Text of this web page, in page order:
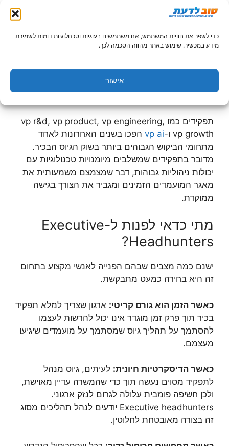
כדי לשפר את חוויית המשתמש, אנו משתמשים בעוגיות וטכנולוגיות דומות לשמירת
מידע במכשיר. שימוש באתר מהווה הסכמה לכך.
אישור
ייעודי
לא כל משרה דורשת executive headhunters, אך
ישנן קטגוריות תפקידים שבהן הצלחת הגיוס תלויה
Suite כמו מנכ"ל, סמנכ"ל כספים ומנהל טכנולוגי ראשי
הם הדוגמה הקלאסית. לצידם, ישנם תפקידים
מתפתחים שגם הם דורשים גישה דומה.
תפקידים כמו vp r&d, vp product, vp engineering,
vp growth ו-
vp ai הפכו בשנים האחרונות לאחד
מתחומי הביקוש הגבוהים ביותר בשוק הגיוס הבכיר.
מדובר בתפקידים שמשלבים מיומנויות טכנולוגיות עם
יכולות ניהוליות גבוהות, דבר שמצמצם משמעותית את
מאגר המועמדים הזמינים ומגביר את הצורך בגישה
ממוקדת.
מתי כדאי לפנות ל-Executive
Headhunters?
ישנם כמה מצבים שבהם הפנייה לאנשי מקצוע בתחום
זה היא בחירה כמעט מתבקשת.
כאשר הזמן הוא גורם קריטי: ארגון שצריך למלא תפקיד
בכיר תוך פרק זמן מוגדר אינו יכול להרשות לעצמו
להסתמך על תהליך גיוס שמסתמך על מועמדים שיגיעו
מעצמם.
כאשר הדיסקרטיות חיונית: לעיתים, גיוס מנהל
לתפקיד מסוים נעשה תוך כדי שהמשרה עדיין מאוישת,
ולכן חשיפה פומבית עלולה לגרום לנזק ארגוני.
Executive headhunters יודעים לנהל תהליכים מסוג
זה בצורה מאובטחת לחלוטין.